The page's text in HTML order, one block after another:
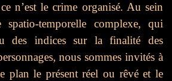
n’est le crime organisé. Au sein
spatio-temporelle complexe, qui
des indices sur la finalité des
nous sommes invités à
plan le présent réel ou rêvé et le